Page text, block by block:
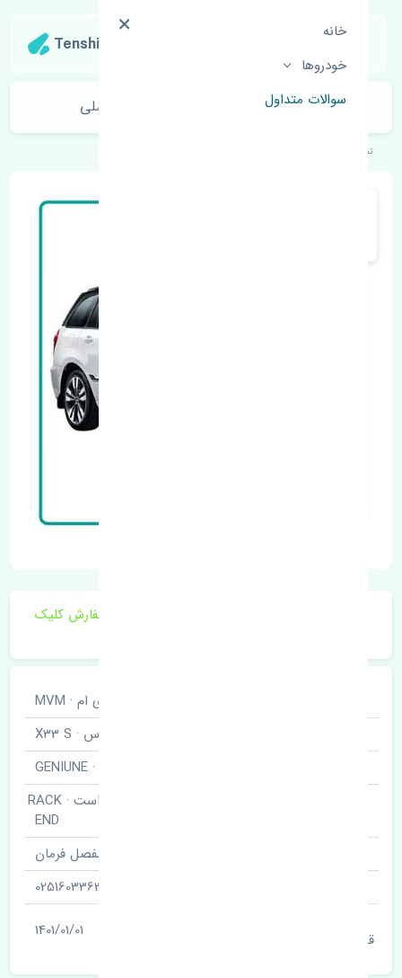
خانه
خودروها
سوالات متداول
Tenshipart
قرقری فرمان راست ام وی ام X33 S اصلی
تنشی‌پارت
برای اطلاع از موجودی و قیمت به روز روی ثبت سفارش کلیک
ام وی ام · MVM
ایکس سی و سه اس · X33 S
اصلی · GENIUNE
قرقری فرمان راست · RACK
END
مفصل فرمان
0251603363
قیمت
1401/01/01